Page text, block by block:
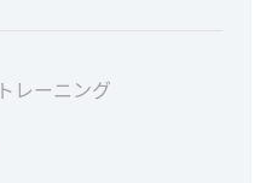
レーニング